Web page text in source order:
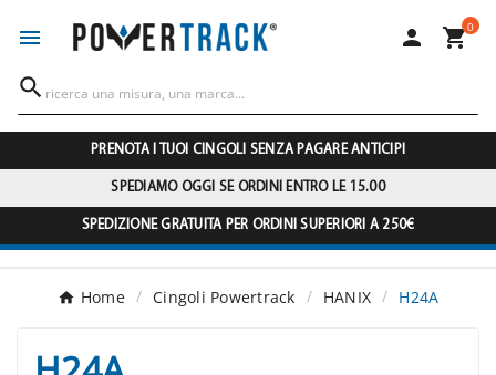
  0

PRENOTA I TUOI CINGOLI SENZA PAGARE ANTICIPI
SPEDIAMO OGGI SE ORDINI ENTRO LE 15.00
SPEDIZIONE GRATUITA PER ORDINI SUPERIORI A 250€
Home Cingoli Powertrack HANIX H24A